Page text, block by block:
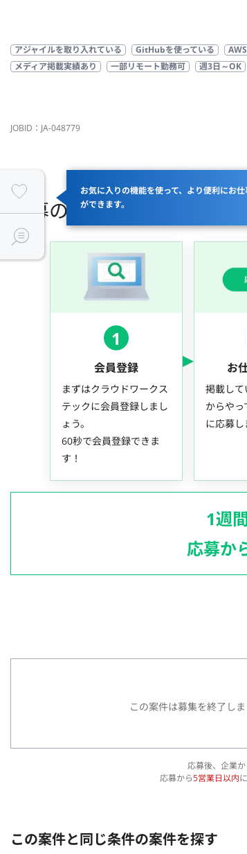
お気に入りの機能を使って、より便利にお仕
ができます。
アジャイルを取り入れている GitHubを使っている
メディア掲載実績あり
一部リモート勤務可 週3日～OK
JOBID：JA-048779
応募の流れ
1
会員登録
まずはクラウドワークス
テックに会員登録しまし
ょう。
60秒で会員登録できま
す！
お
掲載して
からや
に応募し
1週
応募か
この案件は募集を終了しま
応募後、企業
応募から5営業日以内
この案件と同じ条件の案件を探す